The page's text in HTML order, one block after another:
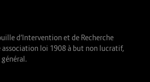
d’Intervention et de Recherche
association loi 1908 à but non lucratif,